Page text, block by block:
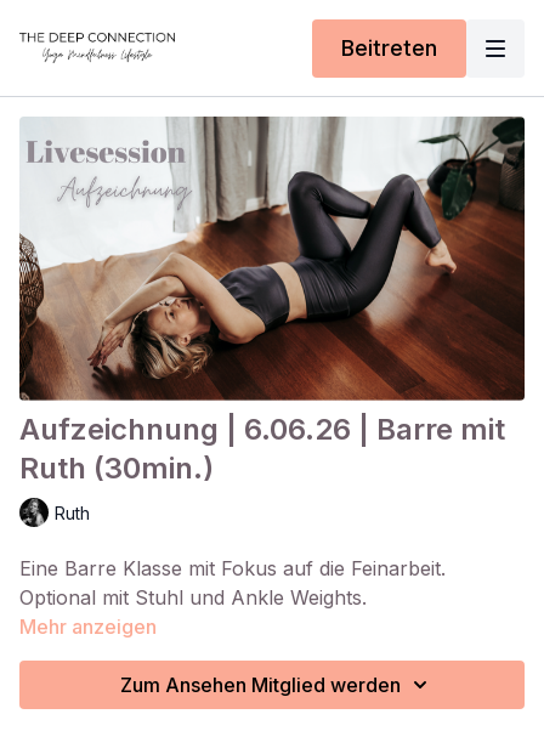
Beitreten
Aufzeichnung | 6.06.26 | Barre mit
Ruth (30min.)
Ruth
Eine Barre Klasse mit Fokus auf die Feinarbeit.
Optional mit Stuhl und Ankle Weights.
Mehr anzeigen
Zum Ansehen Mitglied werden